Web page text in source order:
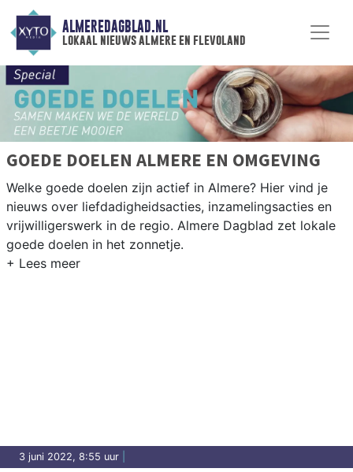
ALMEREDAGBLAD.NL
lokaal nieuws almere en flevoland
GOEDE DOELEN ALMERE EN OMGEVING
Welke goede doelen zijn actief in Almere? Hier vind je
nieuws over liefdadigheidsacties, inzamelingsacties en
vrijwilligerswerk in de regio. Almere Dagblad zet lokale
goede doelen in het zonnetje.
3 juni 2022, 8:55 uur